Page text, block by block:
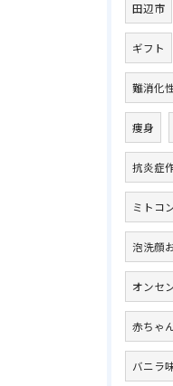
田辺市
ギフト
難消化
痩身
抗炎症
ミトコ
泡洗顔
オンセ
赤ちゃ
バニラ